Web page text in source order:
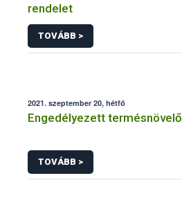
rendelet
TOVÁBB >
2021. szeptember 20, hétfő
Engedélyezett termésnövelő
TOVÁBB >